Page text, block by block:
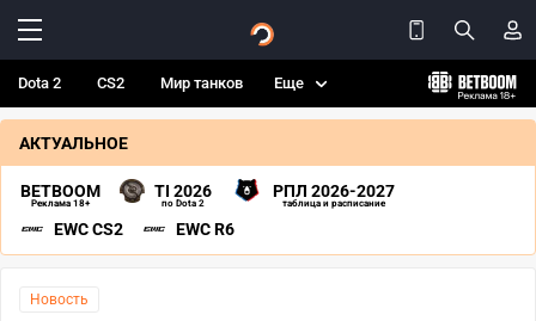
Dota 2 CS2 Мир танков Еще
АКТУАЛЬНОЕ
BETBOOM
Реклама 18+
TI 2026
по Dota 2
РПЛ 2026-2027
таблица и расписание
EWC CS2 EWC R6
Новость